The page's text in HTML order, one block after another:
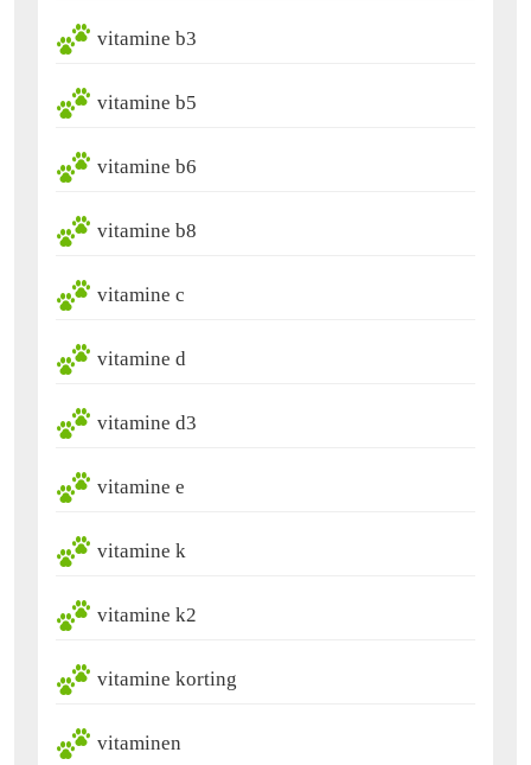
vitamine b3
vitamine b5
vitamine b6
vitamine b8
vitamine c
vitamine d
vitamine d3
vitamine e
vitamine k
vitamine k2
vitamine korting
vitaminen